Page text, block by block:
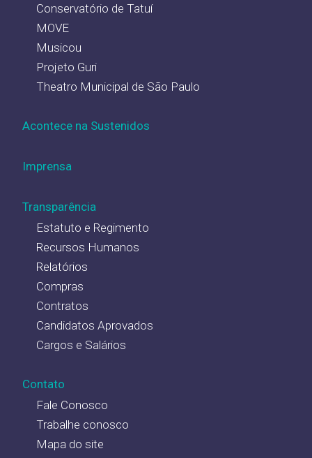
Conservatório de Tatuí
MOVE
Musicou
Projeto Guri
Theatro Municipal de São Paulo
Acontece na Sustenidos
Imprensa
Transparência
Estatuto e Regimento
Recursos Humanos
Relatórios
Compras
Contratos
Candidatos Aprovados
Cargos e Salários
Contato
Fale Conosco
Trabalhe conosco
Mapa do site